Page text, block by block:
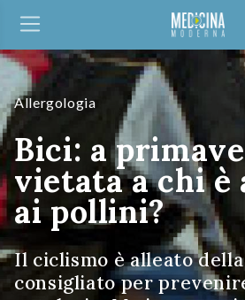
Allergologia
Bici: a
vietata a chi è
ai pollini?
Il ciclismo è alleato
consigliato per